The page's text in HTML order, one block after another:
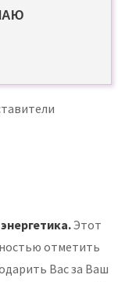
Этот
отметить
Вас за Ваш